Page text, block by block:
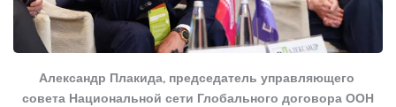
Александр Плакида, председатель управляющего
совета Национальной сети Глобального договора ООН